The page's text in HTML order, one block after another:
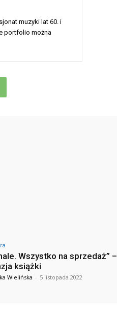
muzyki lat 60. i
portfolio można
Wszystko na sprzedaż” –
książki
Wielińska - 5 listopada 2022